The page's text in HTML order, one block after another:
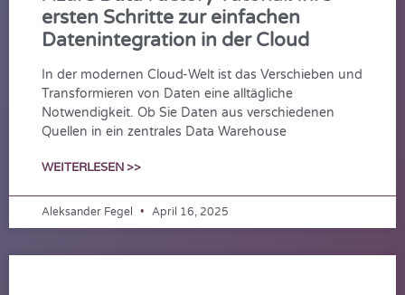
ersten Schritte zur einfachen
Datenintegration in der Cloud
In der modernen Cloud-Welt ist das Verschieben und
Transformieren von Daten eine alltägliche
Notwendigkeit. Ob Sie Daten aus verschiedenen
Quellen in ein zentrales Data Warehouse
WEITERLESEN >>
Aleksander Fegel April 16, 2025